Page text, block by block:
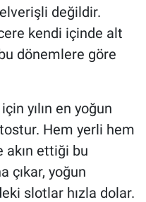
değildir.
kendi içinde alt
dönemlere göre
için yılın en yoğun
Hem yerli hem
akın ettiği bu
çıkar, yoğun
slotlar hızla dolar.